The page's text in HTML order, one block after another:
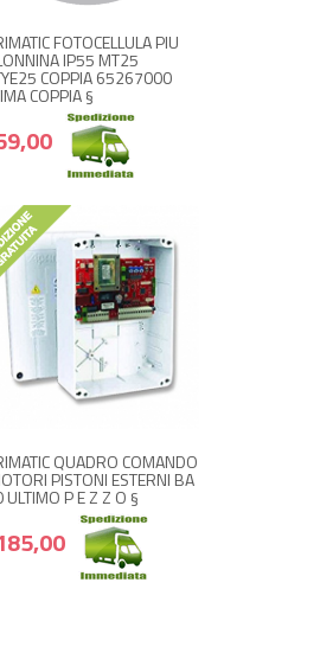
FOTOCELLULA PIU
IP55 MT25
COPPIA 65267000
COPPIA §
QUADRO COMANDO
PISTONI ESTERNI BA
P E Z Z O §
+ ACQUISTA